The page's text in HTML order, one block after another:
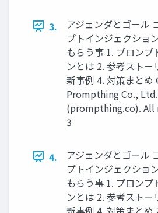
3.
アジェンダとゴール
プトインジェクショ
もらう事 1. プロンプ
ンとは 2. 参考ストー
新事例 4. 対策まとめ
Prompthing Co., Ltd.
(prompthing.co). All
3
4.
アジェンダとゴール
プトインジェクショ
もらう事 1. プロンプ
ンとは 2. 参考ストー